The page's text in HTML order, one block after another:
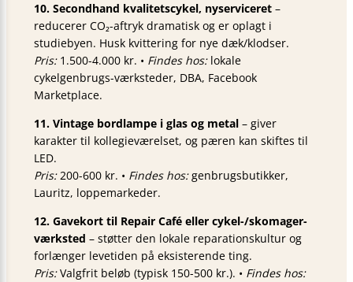
10. Secondhand kvalitetscykel, nyserviceret –
reducerer CO₂-aftryk dramatisk og er oplagt i
studiebyen. Husk kvittering for nye dæk/klodser.
Pris:1.500-4.000 kr. • Findes hos:lokale
cykelgenbrugs-værksteder, DBA, Facebook
Marketplace.
11. Vintage bordlampe i glas og metal – giver
karakter til kollegieværelset, og pæren kan skiftes til
LED.
Pris:200-600 kr. • Findes hos:genbrugsbutikker,
Lauritz, loppemarkeder.
12. Gavekort til Repair Café eller cykel-/skomager-
værksted – støtter den lokale reparationskultur og
forlænger levetiden på eksisterende ting.
Pris:Valgfrit beløb (typisk 150-500 kr.). • Findes hos: